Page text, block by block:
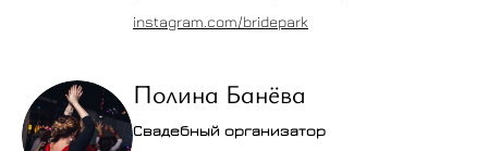
instagram.com/bridepark
Полина Банёва
Свадебный организатор